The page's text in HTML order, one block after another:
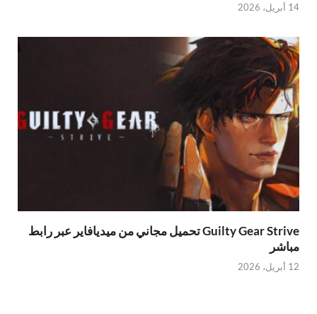
14 أبريل، 2026
Guilty Gear Strive تحميل مجاني من ميديافاير عبر رابط
مباشر
12 أبريل، 2026